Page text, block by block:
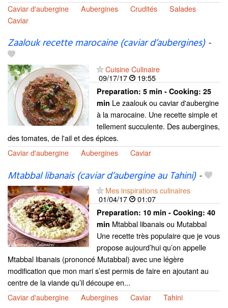
Caviar d'aubergine
Aubergines Crudités
Salades
Caviar
Zaalouk recette marocaine (caviar d’aubergines)-
Cuisine Culinaire
09/17/17
19:55
Preparation: 5 min - Cooking: 25
min Le zaalouk ou caviar d'aubergine
à la marocaine. Une recette simple et
tellement succulente. Des aubergines,
des tomates, de l'ail et des épices.
Caviar d'aubergine
Aubergines Caviar
Mtabbal libanais (caviar d’aubergine au Tahini)-
Mes inspirations culinaires
01/04/17
01:07
Preparation: 10 min - Cooking: 40
min Mtabbal libanais ou Mutabbal
Une recette très populaire que je vous
propose aujourd’hui qu’on appelle
Mtabbal libanais (prononcé Mutabbal) avec une légère
modification que mon mari s’est permis de faire en ajoutant au
centre de la viande qu’il découpe en...
Caviar d'aubergine
Aubergines Caviar Tahini